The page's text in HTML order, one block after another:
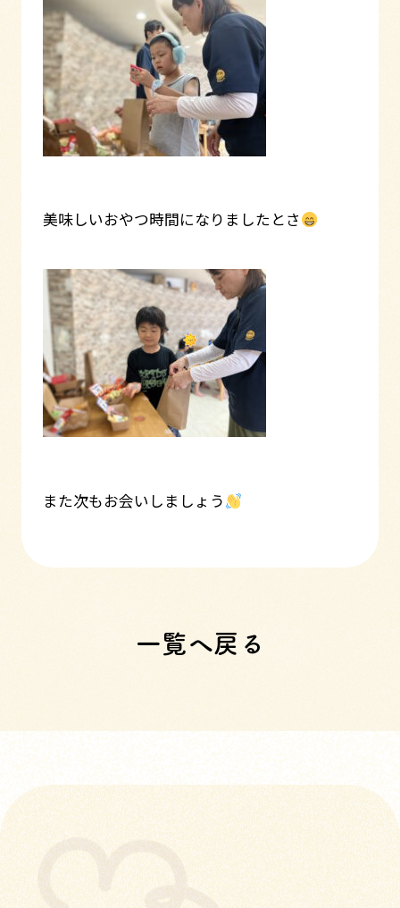
美味しいおやつ時間になりましたとさ
また次もお会いしましょう
一覧へ戻る